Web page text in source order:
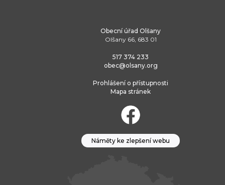
Obecní úřad Olšany
Olšany 66, 683 01
517 374 233
obec@olsany.org
Prohlášení o přístupnosti
Mapa stránek
Náměty ke zlepšení webu